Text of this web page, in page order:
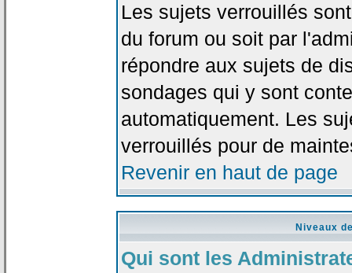
Les sujets verrouillés
du forum ou soit par
répondre aux sujets de
sondages qui y sont
automatiquement. Les
verrouillés pour de
Revenir en haut de page
Niveaux
Qui sont les